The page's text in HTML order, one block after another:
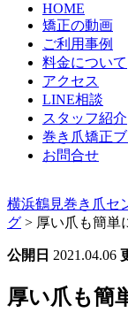
HOME
矯正の動画
ご利用事例
料金について
アクセス
LINE相談
スタッフ紹介
巻き爪矯正
お問合せ
横浜鶴見巻き爪セ
グ > 厚い爪も簡単
公開日 2021.04.06
厚い爪も簡